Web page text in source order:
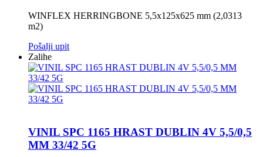
WINFLEX HERRINGBONE 5,5x125x625 mm (2,0313
m2)
Pošalji upit
Zalihe
VINIL SPC 1165 HRAST DUBLIN 4V 5,5/0,5
MM 33/42 5G